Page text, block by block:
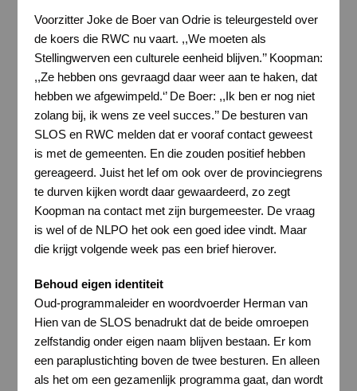
Voorzitter Joke de Boer van Odrie is teleurgesteld over
de koers die RWC nu vaart. ,,We moeten als
Stellingwerven een culturele eenheid blijven.’’ Koopman:
,,Ze hebben ons gevraagd daar weer aan te haken, dat
hebben we afgewimpeld.‘’ De Boer: ,,Ik ben er nog niet
zolang bij, ik wens ze veel succes.’’ De besturen van
SLOS en RWC melden dat er vooraf contact geweest
is met de gemeenten. En die zouden positief hebben
gereageerd. Juist het lef om ook over de provinciegrens
te durven kijken wordt daar gewaardeerd, zo zegt
Koopman na contact met zijn burgemeester. De vraag
is wel of de NLPO het ook een goed idee vindt. Maar
die krijgt volgende week pas een brief hierover.
Behoud eigen identiteit
Oud-programmaleider en woordvoerder Herman van
Hien van de SLOS benadrukt dat de beide omroepen
zelfstandig onder eigen naam blijven bestaan. Er kom
een paraplustichting boven de twee besturen. En alleen
als het om een gezamenlijk programma gaat, dan wordt